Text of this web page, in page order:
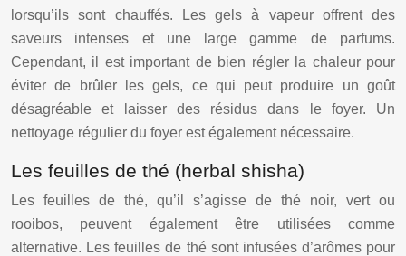
lorsqu’ils sont chauffés. Les gels à vapeur offrent des
saveurs intenses et une large gamme de parfums.
Cependant, il est important de bien régler la chaleur pour
éviter de brûler les gels, ce qui peut produire un goût
désagréable et laisser des résidus dans le foyer. Un
nettoyage régulier du foyer est également nécessaire.
Les feuilles de thé (herbal shisha)
Les feuilles de thé, qu’il s’agisse de thé noir, vert ou
rooibos, peuvent également être utilisées comme
alternative. Les feuilles de thé sont infusées d’arômes pour